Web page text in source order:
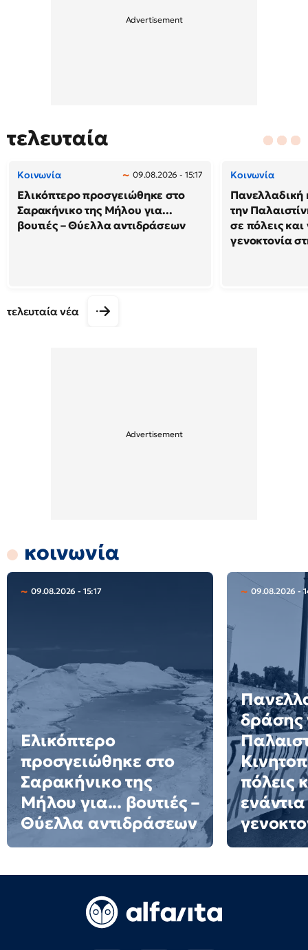
τελευταία
Κοινωνία 09.08.2026 - 15:17
Ελικόπτερο προσγειώθηκε στο
Σαρακήνικο της Μήλου για...
βουτιές – Θύελλα αντιδράσεων
Κοινωνία
Πανελλαδική
την
σε πόλεις και
γενοκτονία
τελευταία νέα
κοινωνία
09.08.2026 - 15:17
Ελικόπτερο
προσγειώθηκε στο
Σαρακήνικο της
Μήλου για... βουτιές –
Θύελλα αντιδράσεων
09.08.2026 -
δράσης
πόλεις